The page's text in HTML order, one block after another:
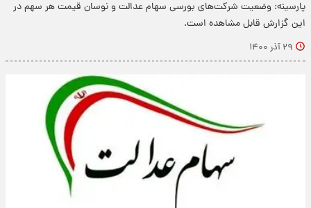
پارسینه: وضعیت شرکت‌های بورسی سهام عدالت و نوسان قیمت هر سهم در
این گزارش قابل مشاهده است.
۲۹ آذر ۱۴۰۰